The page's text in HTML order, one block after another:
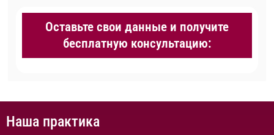
Оставьте свои данные и получите
бесплатную консультацию:
Наша практика